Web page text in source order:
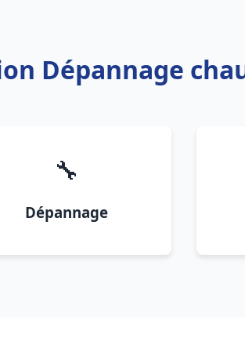
Dépannage
🔧
Dépannage